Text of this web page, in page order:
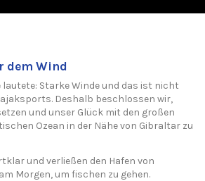
dem Wind
lautete: Starke Winde und das ist nicht
Deshalb beschlossen wir,
und unser Glück mit den großen
Ozean in der Nähe von Gibraltar zu
und verließen den Hafen von
Morgen, um fischen zu gehen.